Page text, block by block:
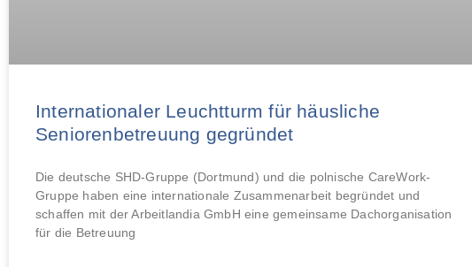
Internationaler Leuchtturm für häusliche
Seniorenbetreuung gegründet
Die deutsche SHD-Gruppe (Dortmund) und die polnische CareWork-
Gruppe haben eine internationale Zusammenarbeit begründet und
schaffen mit der Arbeitlandia GmbH eine gemeinsame Dachorganisation
für die Betreuung